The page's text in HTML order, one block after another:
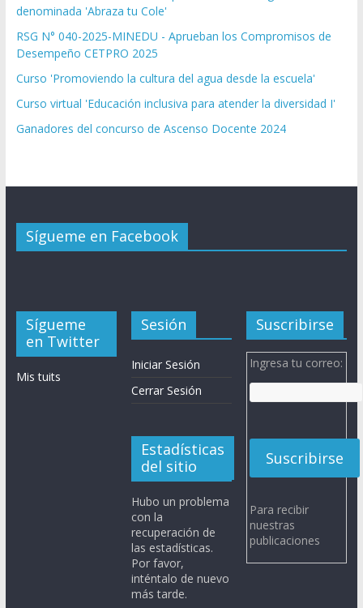
denominada 'Abraza tu Cole'
RSG N° 040-2025-MINEDU - Aprueban los Compromisos de
Desempeño CETPRO 2025
Curso 'Promoviendo la cultura del agua desde la escuela'
Curso virtual 'Educación inclusiva para atender la diversidad I'
Ganadores del concurso de Ascenso Docente 2024
Sígueme en Facebook
Sígueme
en Twitter
Mis tuits
Sesión
Iniciar Sesión
Cerrar Sesión
Estadísticas
del sitio
Hubo un problema
con la
recuperación de
las estadísticas.
Por favor,
inténtalo de nuevo
más tarde.
Suscribirse
Ingresa tu correo:
Para recibir
nuestras
publicaciones